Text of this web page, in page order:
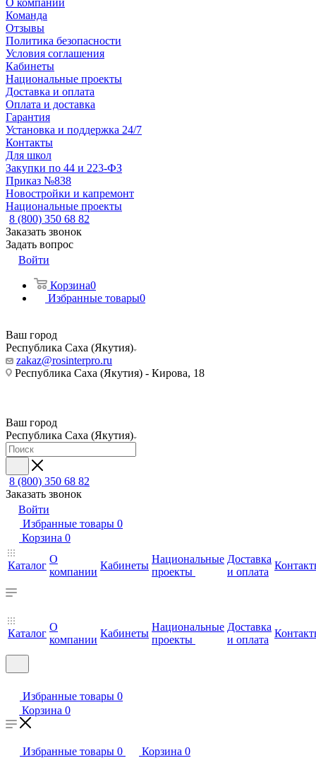
О компании
Команда
Отзывы
Политика безопасности
Условия соглашения
Кабинеты
Национальные проекты
Доставка и оплата
Оплата и доставка
Гарантия
Установка и поддержка 24/7
Контакты
Для школ
Закупки по 44 и 223-ФЗ
Приказ №838
Новостройки и капремонт
Национальные проекты
8 (800) 350 68 82
Заказать звонок
Задать вопрос
Войти
Корзина0
Избранные товары0
Ваш город
Республика Саха (Якутия)
zakaz@rosinterpro.ru
Республика Саха (Якутия) - Кирова, 18
Ваш город
Республика Саха (Якутия)
8 (800) 350 68 82
Заказать звонок
Войти
Избранные товары 0
Корзина 0
Каталог
О
компании
Кабинеты
Национальные
проекты
Доставка
и оплата
Каталог
О
компании
Кабинеты
Национальные
проекты
Доставка
и оплата
Избранные товары 0
Корзина 0
Избранные товары 0 Корзина 0